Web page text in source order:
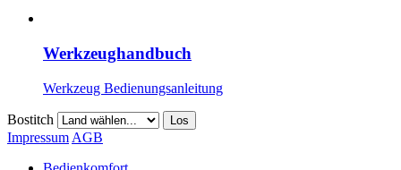
Werkzeughandbuch
Werkzeug Bedienungsanleitung
Bostitch Los
Impressum AGB